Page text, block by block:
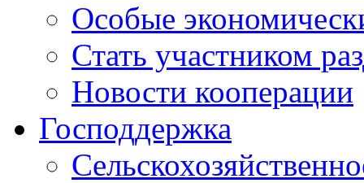
Особые
Стать участником
Новости кооперации
Господдержка